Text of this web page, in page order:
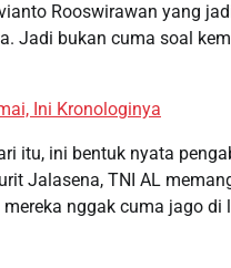
Rooswirawan yang
Jadi bukan cuma soal
Ini Kronologinya
itu, ini bentuk nyata
Jalasena, TNI AL
nggak cuma jago